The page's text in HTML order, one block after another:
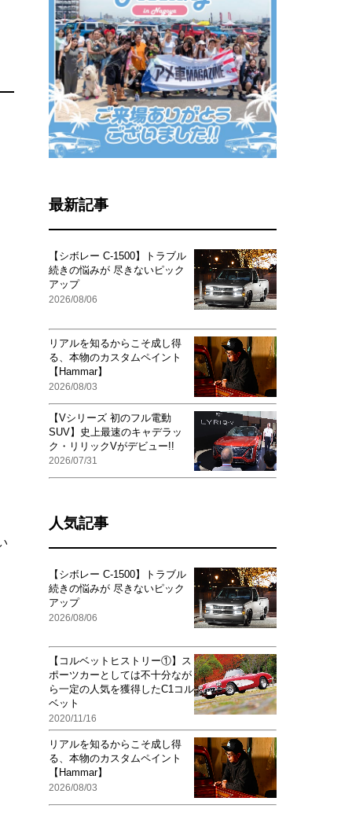
最新記事
【シボレー C-1500】トラブル
続きの悩みが 尽きないピック
アップ
2026/08/06
リアルを知るからこそ成し得
る、本物のカスタムペイント
【Hammar】
2026/08/03
【Vシリーズ 初のフル電動
SUV】史上最速のキャデラッ
ク・リリックVがデビュー!!
2026/07/31
人気記事
【シボレー C-1500】トラブル
続きの悩みが 尽きないピック
アップ
2026/08/06
【コルベットヒストリー①】ス
ポーツカーとしては不十分なが
ら一定の人気を獲得したC1コル
ベット
2020/11/16
リアルを知るからこそ成し得
る、本物のカスタムペイント
【Hammar】
2026/08/03